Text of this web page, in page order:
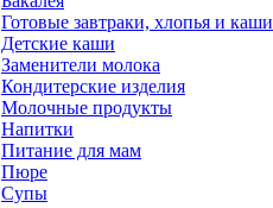
Готовые завтраки, хлопья и каши
Детские каши
Заменители молока
Кондитерские изделия
Молочные продукты
Напитки
Питание для мам
Пюре
Супы